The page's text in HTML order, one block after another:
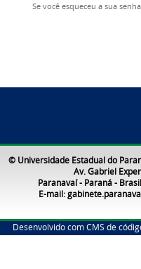
Se você esqueceu a sua
© Universidade Estadual do
Av. Gabriel
Paranavaí - Paraná -
E-mail:
Desenvolvido com CMS de